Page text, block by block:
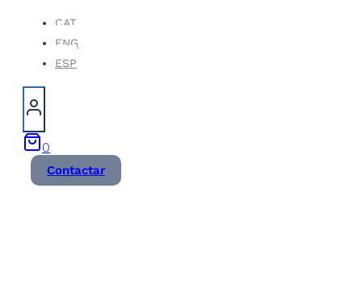
contingut
CAT
ENG
ESP
0
Contactar